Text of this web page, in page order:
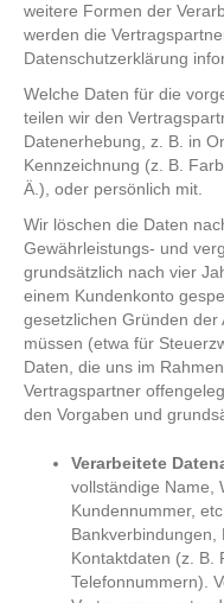
weitere Formen der
werden die
Datenschutzerklärung
Welche Daten für die
teilen wir den
Datenerhebung, z. B. in
Kennzeichnung (z. B.
Ä.), oder persönlich mit.
Wir löschen die Daten
Gewährleistungs- und
grundsätzlich nach vier
einem Kundenkonto
gesetzlichen Gründen
müssen (etwa für
Daten, die uns im
Vertragspartner
den Vorgaben und
Verarbeitete
vollständige Name,
Kundennummer,
Bankverbindungen,
Kontaktdaten (z. B.
Telefonnummern).